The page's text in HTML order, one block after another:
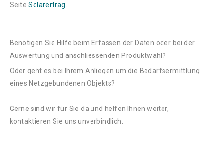
SeiteSolarertrag.
Benötigen Sie Hilfe beim Erfassen der Daten oder bei der
Auswertung und anschliessenden Produktwahl?
Oder geht es bei Ihrem Anliegen um die Bedarfsermittlung
eines Netzgebundenen Objekts?
Gerne sind wir für Sie da und helfen Ihnen weiter,
kontaktieren Sie uns unverbindlich.